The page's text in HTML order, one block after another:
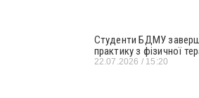
Студенти БДМУ
практику з фізичної
22.07.2026 15:20